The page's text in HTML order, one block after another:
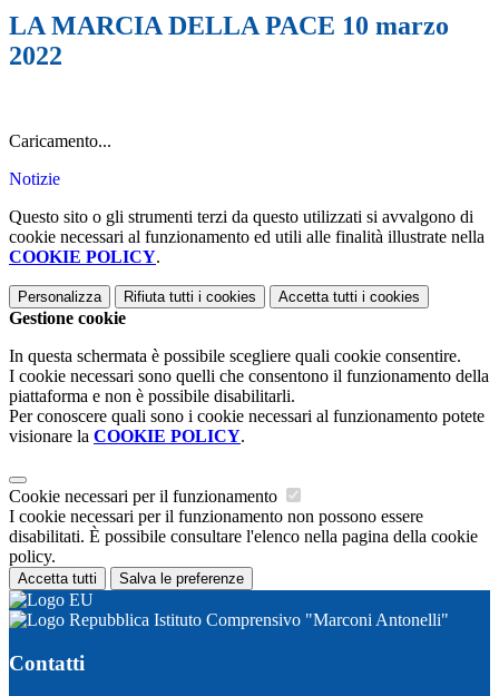
LA MARCIA DELLA PACE 10 marzo
2022
Caricamento...
Notizie
Questo sito o gli strumenti terzi da questo utilizzati si avvalgono di
cookie necessari al funzionamento ed utili alle finalità illustrate nella
COOKIE POLICY.
Personalizza Rifiuta tutti i cookies Accetta tutti i cookies
Gestione cookie
In questa schermata è possibile scegliere quali cookie consentire.
I cookie necessari sono quelli che consentono il funzionamento della
piattaforma e non è possibile disabilitarli.
Per conoscere quali sono i cookie necessari al funzionamento potete
visionare la COOKIE POLICY.
Cookie necessari per il funzionamento
I cookie necessari per il funzionamento non possono essere
disabilitati. È possibile consultare l'elenco nella pagina della cookie
policy.
Accetta tutti Salva le preferenze
Istituto Comprensivo "Marconi Antonelli"
Contatti